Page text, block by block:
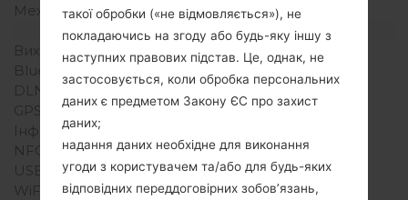
Механічна клавіатура
-
Інтерфейси
Вихід для аудіо
3.5mm jack
Bluetooth
Версія 4.1, A2DP, LE
DLNA
Ні
GPS
Так, A-GPS, GLONASS
Інфрачервоний порт
NFC
Ні
USB
microUSB 2.0
WiFi
Wi-Fi802.11b/g/n, Wi-Fi
такої обробки («не відмовляється»), не
покладаючись на згоду або будь-яку іншу з
наступних правових підстав. Це, однак, не
застосовується, коли обробка персональних
даних є предметом Закону ЄС про захист
даних;
надання даних необхідне для виконання
угоди з користувачем та/або для будь-яких
відповідних переддоговірних зобов’язань,